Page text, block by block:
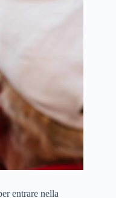
entrare nella